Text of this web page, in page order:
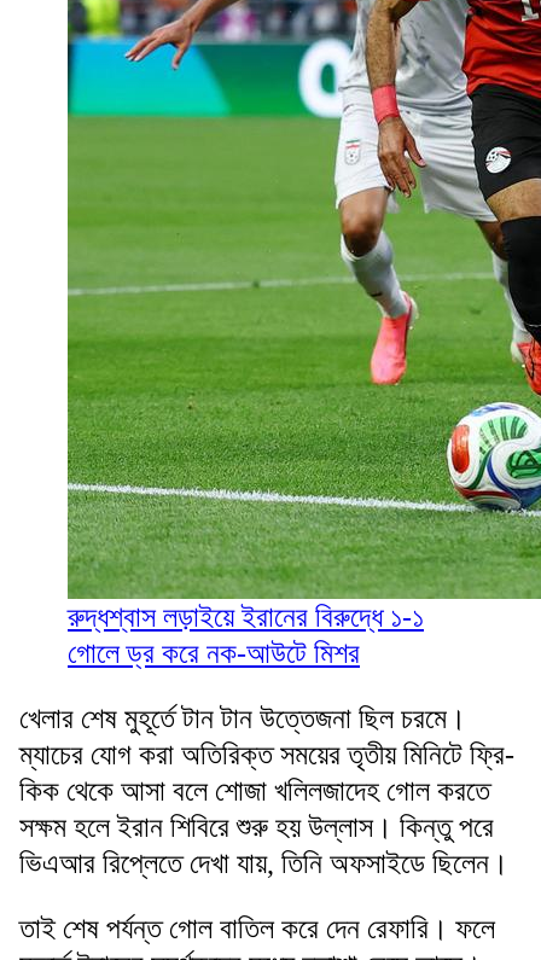
রুদ্ধশ্বাস লড়াইয়ে ইরানের বিরুদ্ধে ১-১
গোলে ড্র করে নক-আউটে মিশর
খেলার শেষ মুহূর্তে টান টান উত্তেজনা ছিল চরমে।
ম্যাচের যোগ করা অতিরিক্ত সময়ের তৃতীয় মিনিটে ফ্রি-
কিক থেকে আসা বলে শোজা খলিলজাদেহ গোল করতে
সক্ষম হলে ইরান শিবিরে শুরু হয় উল্লাস। কিন্তু পরে
ভিএআর রিপ্লেতে দেখা যায়, তিনি অফসাইডে ছিলেন।
তাই শেষ পর্যন্ত গোল বাতিল করে দেন রেফারি। ফলে